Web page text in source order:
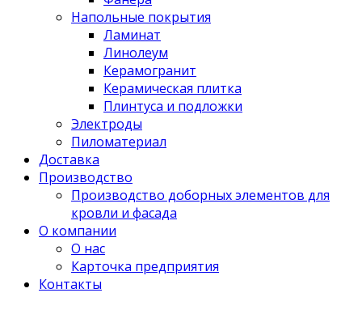
Напольные покрытия
Ламинат
Линолеум
Керамогранит
Керамическая плитка
Плинтуса и подложки
Электроды
Пиломатериал
Доставка
Производство
Производство доборных элементов для
кровли и фасада
О компании
О нас
Карточка предприятия
Контакты